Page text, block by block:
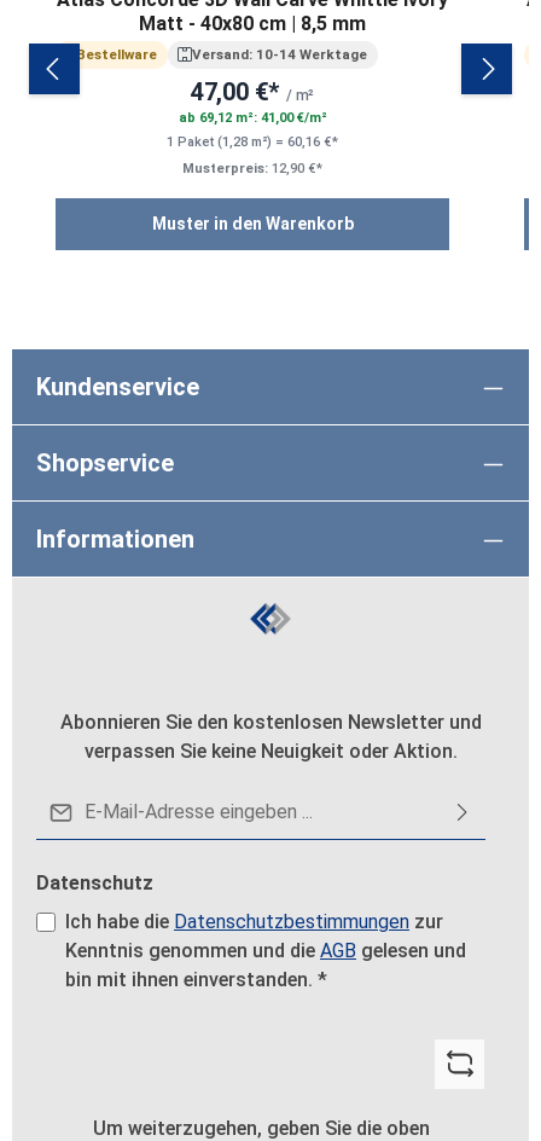
Matt - 40x80 cm | 8,5 mm
Bestellware Versand: 10-14 Werktage
47,00 €* / m²
ab 69,12 m²: 41,00 €/m²
1 Paket (1,28 m²) = 60,16 €*
Musterpreis: 12,90 €*
Muster in den Warenkorb
Kundenservice
Shopservice
Informationen
Abonnieren Sie den kostenlosen Newsletter und
verpassen Sie keine Neuigkeit oder Aktion.
Datenschutz
Ich habe die Datenschutzbestimmungen zur
Kenntnis genommen und die AGB gelesen und
bin mit ihnen einverstanden. *
Um weiterzugehen, geben Sie die oben